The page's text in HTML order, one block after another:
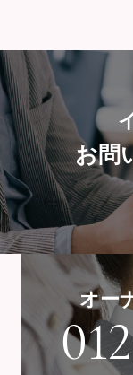
お問
オー